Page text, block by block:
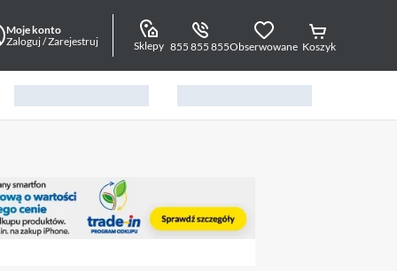
Moje konto
Zaloguj / Zarejestruj
Sklepy 855 855 855Obserwowane Koszyk
element 1 z 15